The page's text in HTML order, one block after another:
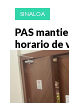
SINALOA
PAS
horario de